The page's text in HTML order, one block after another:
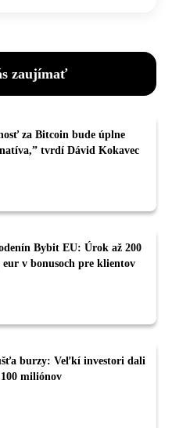
zaujímať
za Bitcoin bude úplne
tvrdí Dávid Kokavec
Bybit EU: Úrok až 200
v bonusoch pre klientov
burzy: Veľkí investori dali
miliónov